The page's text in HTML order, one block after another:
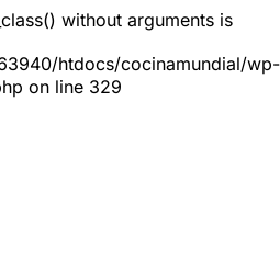
without arguments is
htdocs/cocinamundial/wp-
on line 329